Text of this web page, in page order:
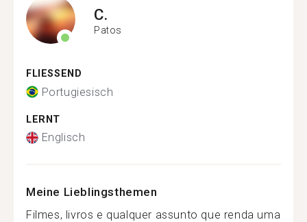
C.
Patos
FLIESSEND
Portugiesisch
LERNT
Englisch
Meine Lieblingsthemen
Filmes, livros e qualquer assunto que renda uma